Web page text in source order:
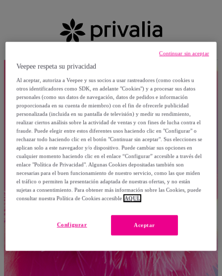
Veepee respeta su privacidad
Al aceptar, autoriza a Veepee y sus socios a usar rastreadores (como cookies u
otros identificadores como SDK, en adelante "Cookies") y a procesar sus datos
personales (como sus datos de navegación, datos de pedidos e información
proporcionada en su cuenta de miembro) con el fin de ofrecerle publicidad
personalizada (incluida en su pantalla de televisión) y medir su rendimiento,
realizar ciertos análisis sobre la actividad de ventas y con fines de lucha contra el
fraude. Puede elegir entre estos diferentes usos haciendo clic en "Configurar" o
rechazar todo haciendo clic en el botón "Continuar sin aceptar". Sus elecciones se
aplican solo a este navegador y/o dispositivo. Puede cambiar sus opciones en
cualquier momento haciendo clic en el enlace “Configurar” accesible a través del
enlace "Política de Privacidad". Algunas Cookies depositadas también son
necesarias para el buen funcionamiento de nuestro servicio, como las que miden
el tráfico o permiten la presentación adaptada de nuestras ofertas, y no están
sujetas a consentimiento. Para obtener más información sobre las Cookies, puede
consultar nuestra Política de Cookies accesible AQUÍ.
Aceptar
Configurar
Continuar sin aceptar